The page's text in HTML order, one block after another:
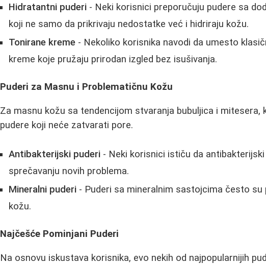
Hidratantni puderi - Neki korisnici preporučuju pudere sa
koji ne samo da prikrivaju nedostatke već i hidriraju kožu.
Tonirane kreme - Nekoliko korisnika navodi da umesto
kreme koje pružaju prirodan izgled bez isušivanja.
Puderi za Masnu i Problematičnu Kožu
Za masnu kožu sa tendencijom stvaranja bubuljica i mitesera,
pudere koji neće zatvarati pore.
Antibakterijski puderi - Neki korisnici ističu da
sprečavanju novih problema.
Mineralni puderi - Puderi sa mineralnim sastojcima često
kožu.
Najčešće Pominjani Puderi
Na osnovu iskustava korisnika, evo nekih od najpopularnijih